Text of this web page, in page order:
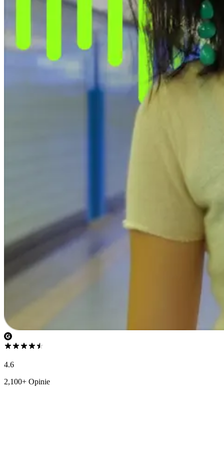
4.6
2,100+ Opinie